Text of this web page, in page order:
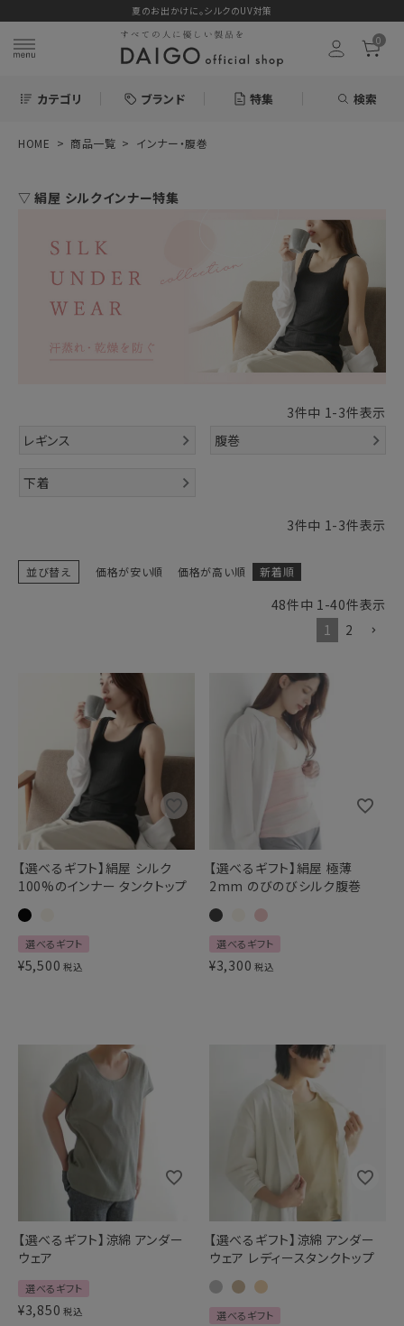
夏のお出かけに。シルクのUV対策
0
カテゴリ ブランド 特集 検索
ブランドから探す
読み物
HOME 商品一覧 インナー・腹巻
▽ 絹屋 シルクインナー特集
3件中 1 -3件表示
レギンス
腹巻
下着
3件中 1 -3件表示
並び替え 価格が安い順 価格が高い順 新着順
48件中 1 -40件表示
1
2
【選べるギフト】絹屋 シルク
100%のインナー タンクトップ
選べるギフト
¥5,500 税込
【選べるギフト】絹屋 極薄
2mm のびのびシルク腹巻
選べるギフト
¥3,300 税込
【選べるギフト】涼綿 アンダー
ウェア
選べるギフト
¥3,850 税込
【選べるギフト】涼綿 アンダー
ウェア レディースタンクトップ
選べるギフト